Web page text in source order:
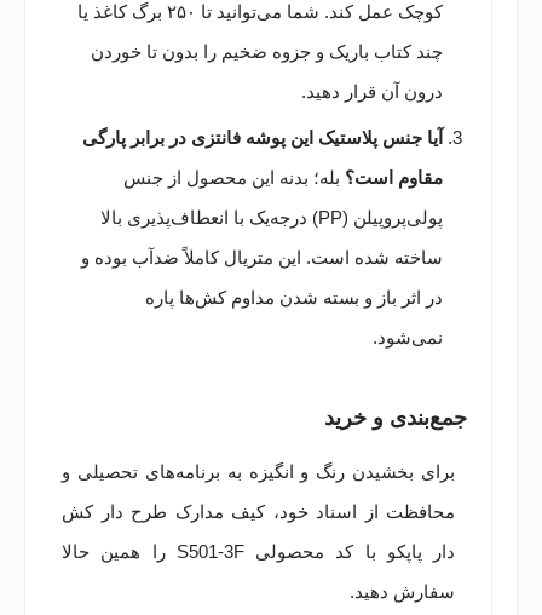
کوچک عمل کند. شما می‌توانید تا ۲۵۰ برگ کاغذ یا
چند کتاب باریک و جزوه ضخیم را بدون تا خوردن
درون آن قرار دهید.
آیا جنس پلاستیک این پوشه فانتزی در برابر پارگی
مقاوم است؟ بله؛ بدنه این محصول از جنس
پولی‌پروپیلن (PP) درجه‌یک با انعطاف‌پذیری بالا
ساخته شده است. این متریال کاملاً ضدآب بوده و
در اثر باز و بسته شدن مداوم کش‌ها پاره
نمی‌شود.
جمع‌بندی و خرید
برای بخشیدن رنگ و انگیزه به برنامه‌های تحصیلی و
محافظت از اسناد خود، کیف مدارک طرح دار کش
دار پاپکو با کد محصولی S501-3F را همین حالا
سفارش دهید.